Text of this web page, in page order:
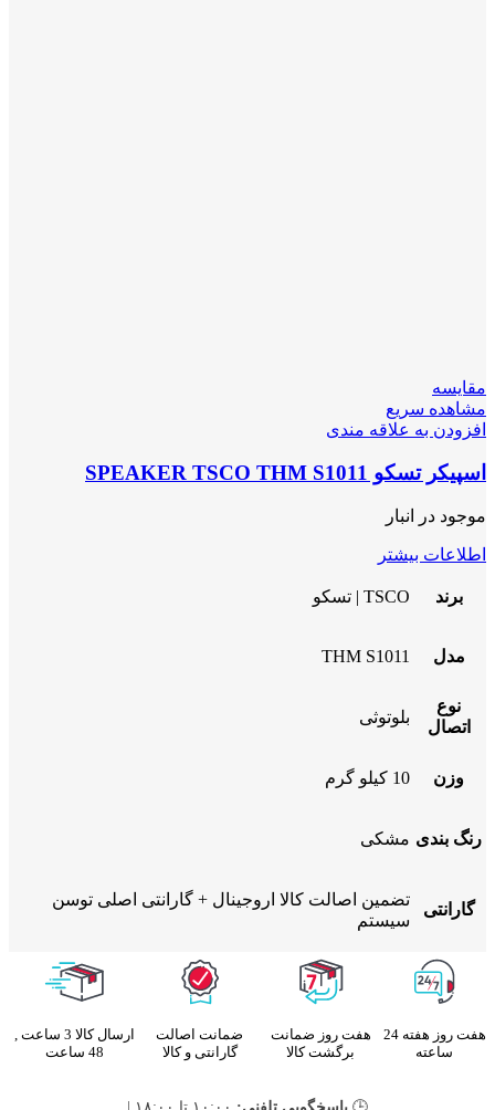
مقایسه
مشاهده سریع
افزودن به علاقه مندی
اسپیکر تسکو SPEAKER TSCO THM S1011
موجود در انبار
اطلاعات بیشتر
برند TSCO | تسکو
مدل THM S1011
نوع
اتصال
بلوتوثی
وزن 10 کیلو گرم
رنگ بندی مشکی
گارانتی
تضمین اصالت کالا اروجینال + گارانتی اصلی توسن
سیستم
هفت روز هفته 24
ساعته
هفت روز ضمانت
برگشت کالا
ضمانت اصالت
گارانتی و کالا
ارسال کالا 3 ساعت ,
48 ساعت